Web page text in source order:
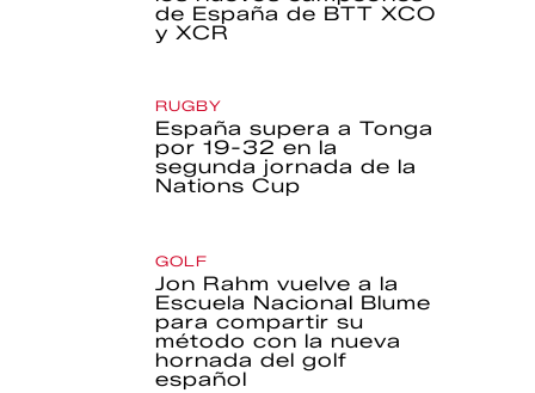
de España de BTT XCO
y XCR
RUGBY
España supera a Tonga
por 19-32 en la
segunda jornada de la
Nations Cup
GOLF
Jon Rahm vuelve a la
Escuela Nacional Blume
para compartir su
método con la nueva
hornada del golf
español